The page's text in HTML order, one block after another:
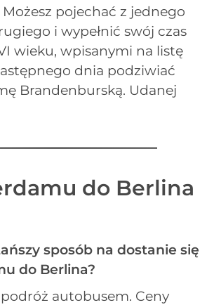
pojechać z jednego
i wypełnić swój czas
wieku, wpisanymi na listę
dnia podziwiać
Brandenburską. Udanej
do Berlina
sposób na dostanie się
do Berlina?
autobusem. Ceny